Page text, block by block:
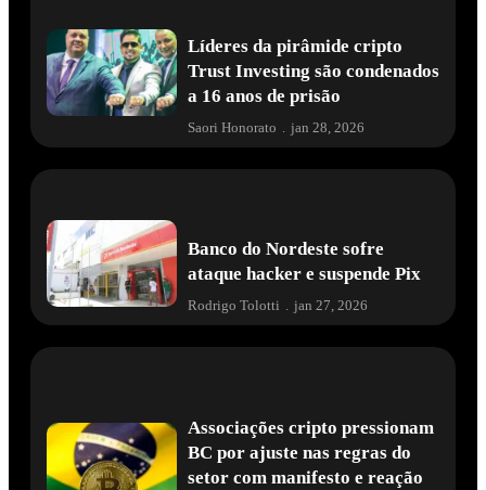
Líderes da pirâmide cripto
Trust Investing são condenados
a 16 anos de prisão
Saori Honorato jan 28, 2026
Banco do Nordeste sofre
ataque hacker e suspende Pix
Rodrigo Tolotti . jan 27, 2026
Associações cripto pressionam
BC por ajuste nas regras do
setor com manifesto e reação